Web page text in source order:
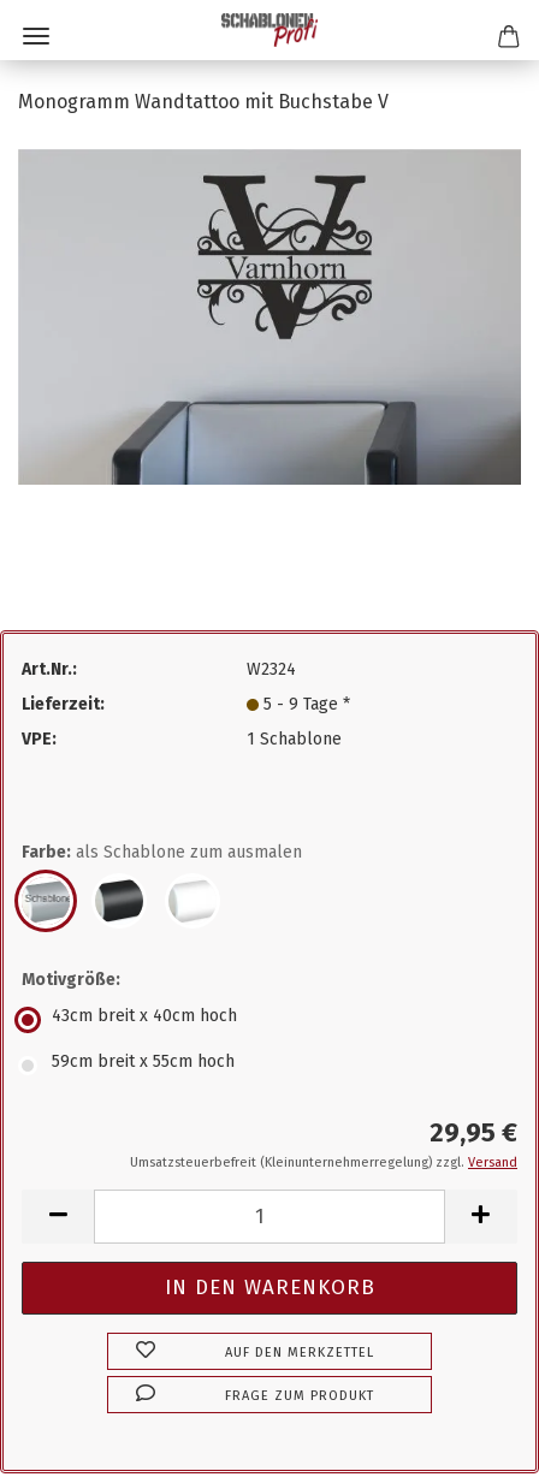
Monogramm Wandtattoo mit Buchstabe V
Art.Nr.:
W2324
Lieferzeit:
5 - 9 Tage *
VPE:
1 Schablone
Farbe: als Schablone zum ausmalen
Motivgröße:
43cm breit x 40cm hoch
59cm breit x 55cm hoch
29,95 €
Umsatzsteuerbefreit (Kleinunternehmerregelung) zzgl. Versand
AUF DEN MERKZETTEL
FRAGE ZUM PRODUKT